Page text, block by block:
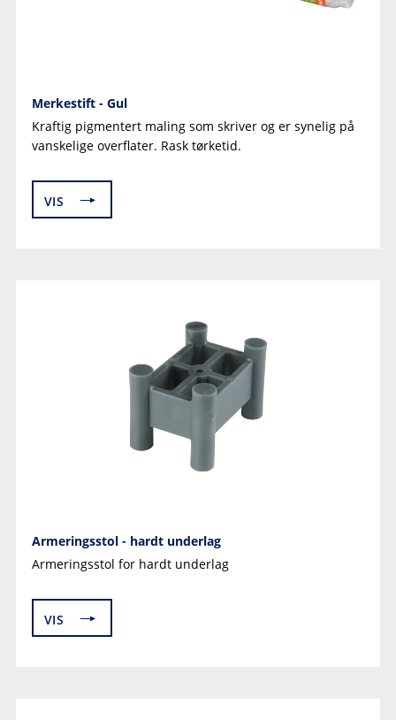
Merkestift - Gul
Kraftig pigmentert maling som skriver og er synelig på
vanskelige overflater. Rask tørketid.
VIS
Armeringsstol - hardt underlag
Armeringsstol for hardt underlag
VIS